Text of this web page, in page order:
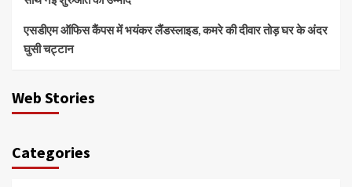
एसडीएम ऑफिस कैंपस में भयंकर लैंडस्लाइड, कमरे की दीवार तोड़ घर के अंदर
घुसी चट्टान
Web Stories
Categories